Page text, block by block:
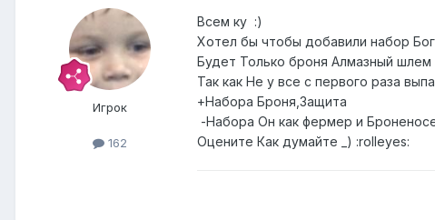
Игрок
162
Всем ку :)
Хотел бы чтобы добавили набор
Будет Только броня Алмазный
Так как Не у все с первого раза
+Набора Броня,Защита
-Набора Он как фермер и
Оцените Как